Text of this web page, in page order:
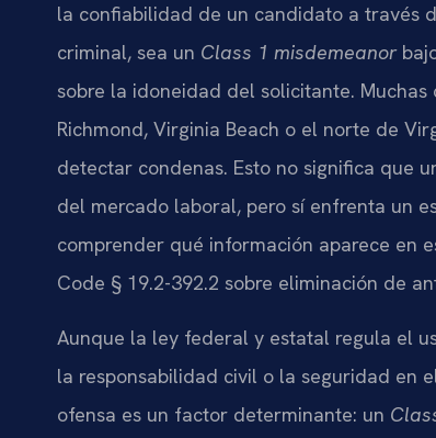
la confiabilidad de un candidato a través
criminal, sea un Class 1 misdemeanor
sobre la idoneidad del solicitante.
Richmond, Virginia Beach o el norte de
detectar condenas. Esto no significa que
del mercado laboral, pero sí enfrenta un
comprender qué información aparece en
Code § 19.2-392.2 sobre eliminación de
Aunque la ley federal y estatal regula el
la responsabilidad civil o la seguridad en
ofensa es un factor determinante: un